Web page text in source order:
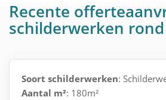
Recente
schilderwerken
Soort schilderwerken:
Aantal m²: 180m²